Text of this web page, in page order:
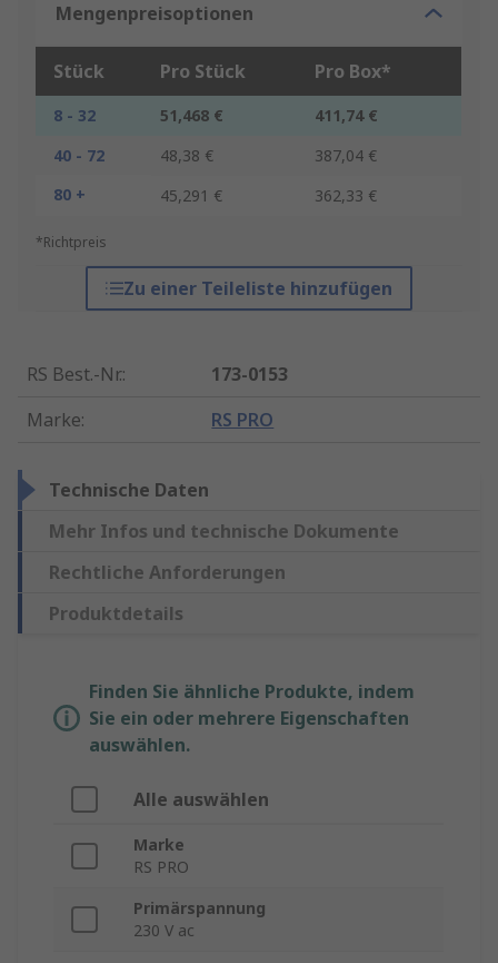
Mengenpreisoptionen
Stück Pro Stück Pro Box*
8 - 32 51,468 €
411,74 €
40 - 72
48,38 €
387,04 €
80 +
45,291 € 362,33 €
*Richtpreis
Zu einer Teileliste hinzufügen
RS Best.-Nr.:
173-0153
Marke: RS PRO
Technische Daten
Mehr Infos und technische Dokumente
Rechtliche Anforderungen
Produktdetails
Finden Sie ähnliche Produkte, indem
Sie ein oder mehrere Eigenschaften
auswählen.
Alle auswählen
Marke
RS PRO
Primärspannung
230 V ac